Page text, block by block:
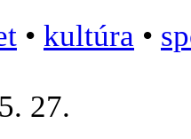
• kultúra •
27.